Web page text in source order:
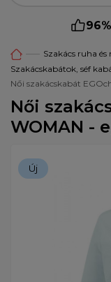
96%
Szakács ruha
Szakácskabátok, séf
Női szakácskabát
Női
WOMAN -
Új